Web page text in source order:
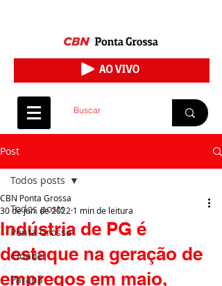
Post
Todos posts
Ponta Grossa
Cidade
Paraná
Todos posts
Indústria de PG é
destaque na geração de
empregos em maio,
CBN Ponta Grossa
30 de jun. de 2022 1 min de leitura